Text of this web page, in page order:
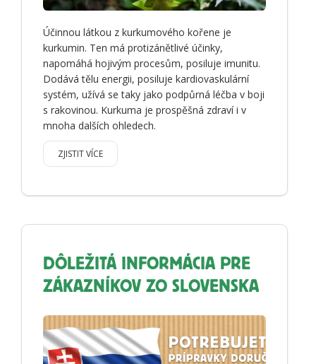
Účinnou látkou z kurkumového kořene je
kurkumin. Ten má protizánětlivé účinky,
napomáhá hojivým procesům, posiluje imunitu.
Dodává tělu energii, posiluje kardiovaskulární
systém, užívá se taky jako podpůrná léčba v boji
s rakovinou. Kurkuma je prospěšná zdraví i v
mnoha dalších ohledech.
ZJISTIT VÍCE
DÔLEŽITÁ INFORMÁCIA PRE
ZÁKAZNÍKOV ZO SLOVENSKA